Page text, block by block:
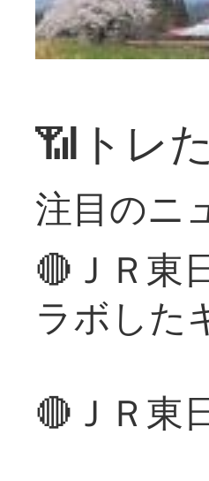
📶トレ
注目のニ
🔴ＪＲ東
ラボした
🔴ＪＲ東